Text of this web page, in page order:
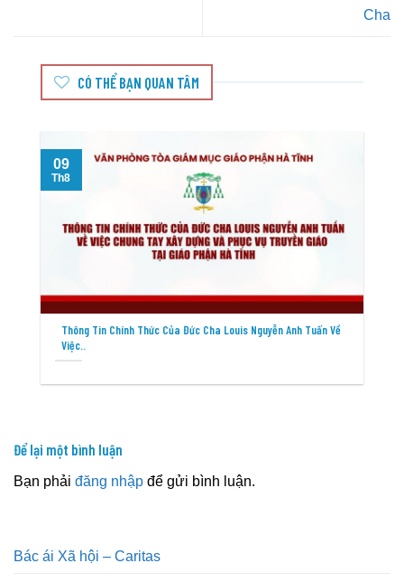
Cha
CÓ THỂ BẠN QUAN TÂM
Thông Tin Chính Thức Của Đức Cha Louis Nguyễn Anh Tuấn Về
Việc..
09
Th8
Để lại một bình luận
Bạn phải đăng nhập để gửi bình luận.
Bác ái Xã hội – Caritas